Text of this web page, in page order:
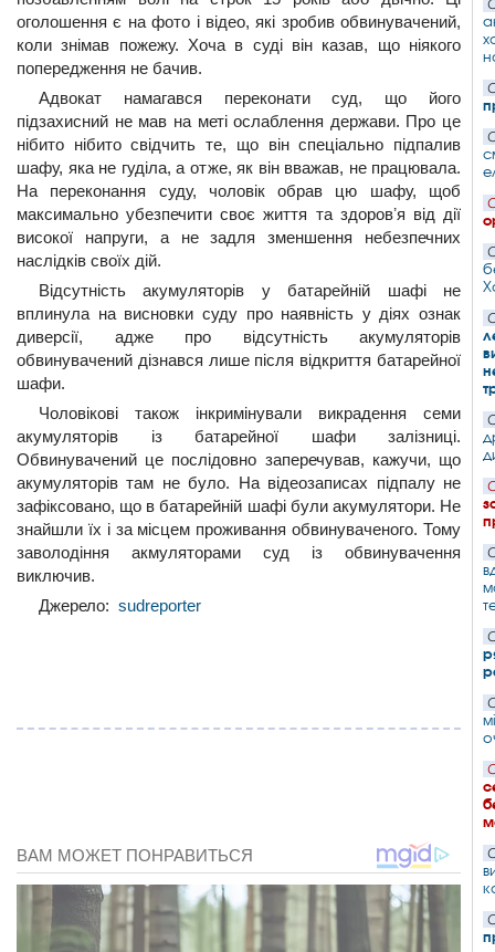
оголошення є на фото і відео, які зробив обвинувачений,
коли знімав пожежу. Хоча в суді він казав, що ніякого
попередження не бачив.
Адвокат намагався переконати суд, що його
підзахисний не мав на меті ослаблення держави. Про це
нібито нібито свідчить те, що він спеціально підпалив
шафу, яка не гуділа, а отже, як він вважав, не працювала.
На переконання суду, чоловік обрав цю шафу, щоб
максимально убезпечити своє життя та здоровʼя від дії
високої напруги, а не задля зменшення небезпечних
наслідків своїх дій.
Відсутність акумуляторів у батарейній шафі не
вплинула на висновки суду про наявність у діях ознак
диверсії, адже про відсутність акумуляторів
обвинувачений дізнався лише після відкриття батарейної
шафи.
Чоловікові також інкримінували викрадення семи
акумуляторів із батарейної шафи залізниці.
Обвинувачений це послідовно заперечував, кажучи, що
акумуляторів там не було. На відеозаписах підпалу не
зафіксовано, що в батарейній шафі були акумулятори. Не
знайшли їх і за місцем проживання обвинуваченого. Тому
заволодіння акмуляторами суд із обвинувачення
виключив.
Джерело: sudreporter